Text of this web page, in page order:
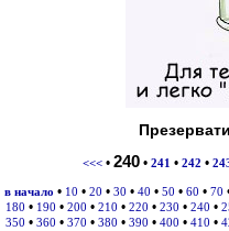
<<< • 240 • 241 • 242 •
в начало • 10 • 20 • 30 • 40 • 50 • 60 • 70
180 • 190 • 200 • 210 • 220 • 230 • 240 •
350 • 360 • 370 • 380 • 390 • 400 • 410 •